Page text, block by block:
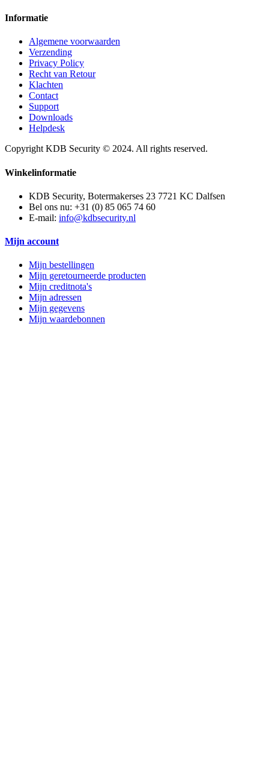
Informatie
Algemene voorwaarden
Verzending
Privacy Policy
Recht van Retour
Klachten
Contact
Support
Downloads
Helpdesk
Copyright KDB Security © 2024. All rights reserved.
Winkelinformatie
KDB Security, Botermakerses 23 7721 KC Dalfsen
Bel ons nu: +31 (0) 85 065 74 60
E-mail: info@kdbsecurity.nl
Mijn account
Mijn bestellingen
Mijn geretourneerde producten
Mijn creditnota's
Mijn adressen
Mijn gegevens
Mijn waardebonnen